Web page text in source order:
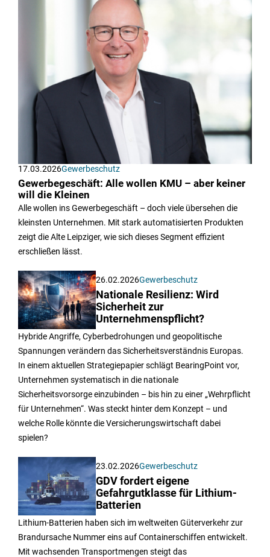
17.03.2026Gewerbeschutz
Gewerbegeschäft: Alle wollen KMU – aber keiner
will die Kleinen
Alle wollen ins Gewerbegeschäft – doch viele übersehen die
kleinsten Unternehmen. Mit stark automatisierten Produkten
zeigt die Alte Leipziger, wie sich dieses Segment effizient
erschließen lässt.
26.02.2026Gewerbeschutz
Nationale Resilienz: Wird
Sicherheit zur
Unternehmenspflicht?
Hybride Angriffe, Cyberbedrohungen und geopolitische
Spannungen verändern das Sicherheitsverständnis Europas.
In einem aktuellen Strategiepapier schlägt BearingPoint vor,
Unternehmen systematisch in die nationale
Sicherheitsvorsorge einzubinden – bis hin zu einer „Wehrpflicht
für Unternehmen“. Was steckt hinter dem Konzept – und
welche Rolle könnte die Versicherungswirtschaft dabei
spielen?
23.02.2026Gewerbeschutz
GDV fordert eigene
Gefahrgutklasse für Lithium-
Batterien
Lithium-Batterien haben sich im weltweiten Güterverkehr zur
Brandursache Nummer eins auf Containerschiffen entwickelt.
Mit wachsenden Transportmengen steigt das